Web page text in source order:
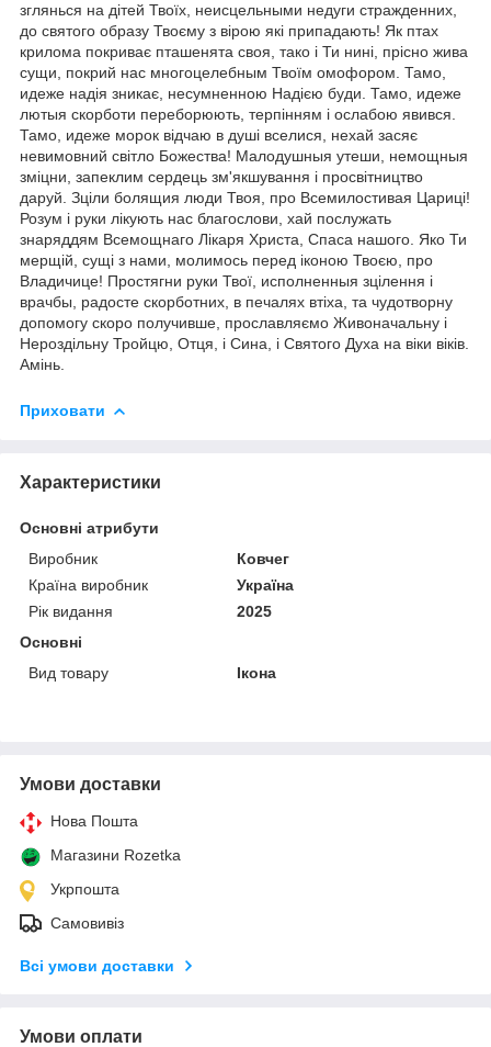
зглянься на дітей Твоїх, неисцельными недуги стражденних,
до святого образу Твоєму з вірою які припадають! Як птах
крилома покриває пташенята своя, тако і Ти нині, прісно жива
сущи, покрий нас многоцелебным Твоїм омофором. Тамо,
идеже надія зникає, несумненною Надією буди. Тамо, идеже
лютыя скорботи переборюють, терпінням і ослабою явився.
Тамо, идеже морок відчаю в душі вселися, нехай засяє
невимовний світло Божества! Малодушныя утеши, немощныя
зміцни, запеклим сердець зм'якшування і просвітництво
даруй. Зціли болящия люди Твоя, про Всемилостивая Цариці!
Розум і руки лікують нас благослови, хай послужать
знаряддям Всемощнаго Лікаря Христа, Спаса нашого. Яко Ти
мерщій, сущі з нами, молимось перед іконою Твоєю, про
Владичице! Простягни руки Твої, исполненныя зцілення і
врачбы, радосте скорботних, в печалях втіха, та чудотворну
допомогу скоро получивше, прославляємо Живоначальну і
Нероздільну Тройцю, Отця, і Сина, і Святого Духа на віки віків.
Амінь.
Приховати
Характеристики
Основні атрибути
Виробник
Ковчег
Країна виробник
Україна
Рік видання
2025
Основні
Вид товару
Ікона
Умови доставки
Нова Пошта
Магазини Rozetka
Укрпошта
Самовивіз
Всі умови доставки
Умови оплати